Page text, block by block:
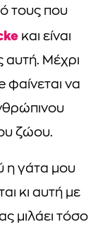
τους που
και είναι
αυτή. Μέχρι
φαίνεται να
ζώου.
η γάτα μου
κι αυτή με
μιλάει τόσο